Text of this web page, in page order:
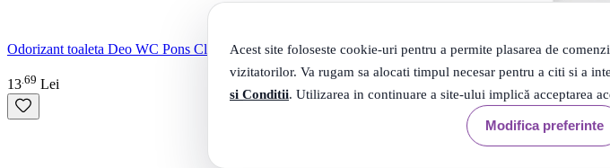
Acest site foloseste cookie-uri pentru a permite plasarea de
vizitatorilor. Va rugam sa alocati timpul necesar pentru a citi si a
si Conditii. Utilizarea in continuare a site-ului implică acceptarea
Modifica preferinte
Odorizant toaleta Deo WC Pons Classic 200 ml. Asevi
13 69 Lei